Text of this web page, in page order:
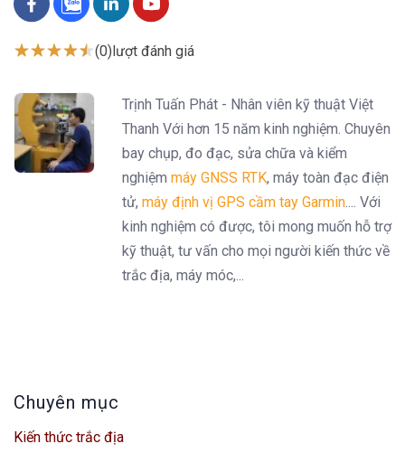
Chuyên mục
Kiến thức trắc địa
(0)lượt đánh giá
Trịnh Tuấn Phát - Nhân viên kỹ thuật Việt
Thanh Với hơn 15 năm kinh nghiệm. Chuyên
bay chụp, đo đạc, sửa chữa và kiểm
nghiệm máy GNSS RTK, máy toàn đạc điện
tử, máy định vị GPS cầm tay Garmin.... Với
kinh nghiệm có được, tôi mong muốn hỗ trợ
kỹ thuật, tư vấn cho mọi người kiến thức về
trắc địa, máy móc,...